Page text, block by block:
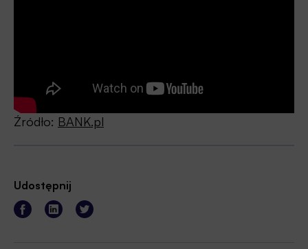
Źródło: BANK.pl
Udostępnij